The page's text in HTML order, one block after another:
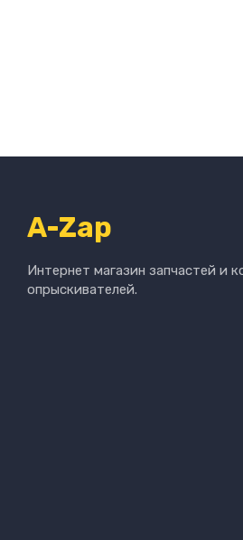
A-Zap
Интернет магазин запчастей и
опрыскивателей.